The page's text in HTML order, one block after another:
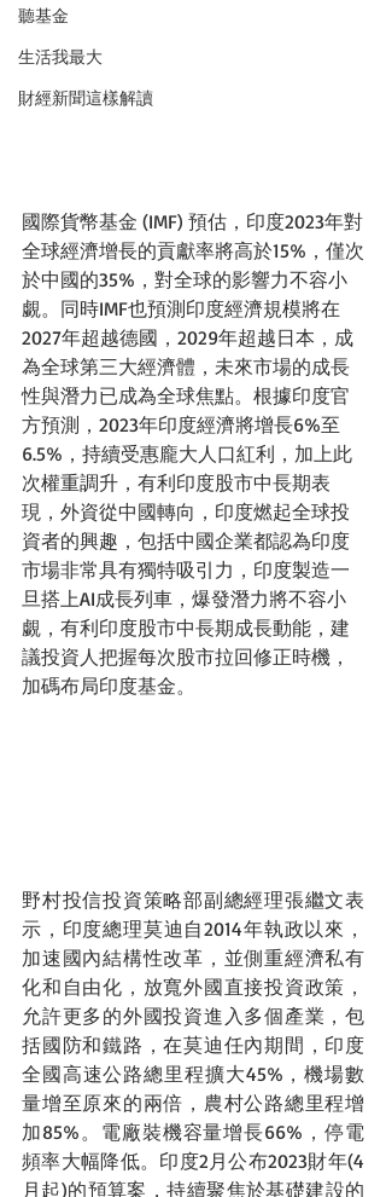
聽基金
生活我最大
財經新聞這樣解讀
國際貨幣基金 (IMF) 預估，印度2023年對
全球經濟增長的貢獻率將高於15%，僅次
於中國的35%，對全球的影響力不容小
覷。同時IMF也預測印度經濟規模將在
2027年超越德國，2029年超越日本，成
為全球第三大經濟體，未來市場的成長
性與潛力已成為全球焦點。根據印度官
方預測，2023年印度經濟將增長6%至
6.5%，持續受惠龐大人口紅利，加上此
次權重調升，有利印度股市中長期表
現，外資從中國轉向，印度燃起全球投
資者的興趣，包括中國企業都認為印度
市場非常具有獨特吸引力，印度製造一
旦搭上AI成長列車，爆發潛力將不容小
覷，有利印度股市中長期成長動能，建
議投資人把握每次股市拉回修正時機，
加碼布局印度基金。
野村投信投資策略部副總經理張繼文表
示，印度總理莫迪自2014年執政以來，
加速國內結構性改革，並側重經濟私有
化和自由化，放寬外國直接投資政策，
允許更多的外國投資進入多個產業，包
括國防和鐵路，在莫迪任內期間，印度
全國高速公路總里程擴大45%，機場數
量增至原來的兩倍，農村公路總里程增
加85%。電廠裝機容量增長66%，停電
頻率大幅降低。印度2月公布2023財年(4
月起)的預算案，持續聚焦於基礎建設的